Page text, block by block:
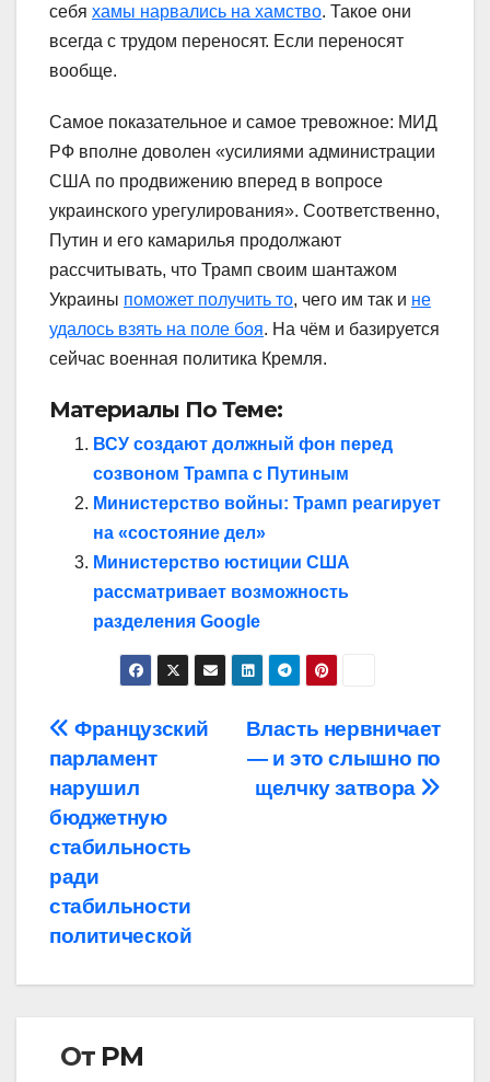
себя хамы нарвались на хамство. Такое они
всегда с трудом переносят. Если переносят
вообще.
Самое показательное и самое тревожное: МИД
РФ вполне доволен «усилиями администрации
США по продвижению вперед в вопросе
украинского урегулирования». Соответственно,
Путин и его камарилья продолжают
рассчитывать, что Трамп своим шантажом
Украины поможет получить то, чего им так и не
удалось взять на поле боя. На чём и базируется
сейчас военная политика Кремля.
Материалы По Теме:
ВСУ создают должный фон перед
созвоном Трампа с Путиным
Министерство войны: Трамп реагирует
на «состояние дел»
Министерство юстиции США
рассматривает возможность
разделения Google
Навигация
по
записям
Власть нервничает
— и это слышно по
щелчку затвора
Французский
парламент
нарушил
бюджетную
стабильность
ради
стабильности
политической
От РМ